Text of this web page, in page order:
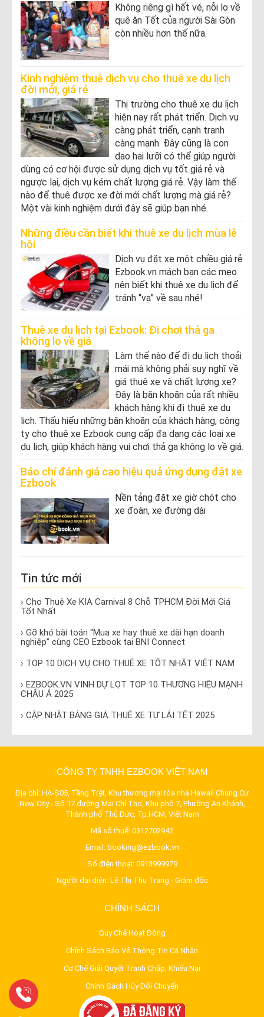
Không riêng gì hết vé, nỗi lo về
quê ăn Tết của người Sài Gòn
còn nhiều hơn thế nữa.
Kinh nghiệm thuê dịch vụ cho thuê xe du lịch
đời mới, giá rẻ
Thị trường cho thuê xe du lịch
hiện nay rất phát triển. Dịch vụ
càng phát triển, cạnh tranh
càng mạnh. Đây cũng là con
dao hai lưỡi có thể giúp người
dùng có cơ hội được sử dụng dịch vụ tốt giá rẻ và
ngược lại, dịch vụ kém chất lượng giá rẻ. Vậy làm thế
nào để thuê được xe đời mới chất lượng mà giá rẻ?
Một vài kinh nghiệm dưới đây sẽ giúp bạn nhé.
Những điều cần biết khi thuê xe du lịch mùa lễ
hội
Dịch vụ đặt xe một chiều giá rẻ
Ezbook.vn mách bạn các mẹo
nên biết khi thuê xe du lịch để
tránh “vạ” về sau nhé!
Thuê xe du lịch tại Ezbook: Đi chơi thả ga
không lo về giá
Làm thế nào để đi du lịch thoải
mái mà không phải suy nghĩ về
giá thuê xe và chất lượng xe?
Đây là băn khoăn của rất nhiều
khách hàng khi đi thuê xe du
lịch. Thấu hiểu những băn khoăn của khách hàng, công
ty cho thuê xe Ezbook cung cấp đa dạng các loại xe
du lịch, giúp khách hàng vui chơi thả ga không lo về giá.
Báo chí đánh giá cao hiệu quả ứng dụng đặt xe
Ezbook
Nền tảng đặt xe giờ chót cho
xe đoàn, xe đường dài
Tin tức mới
› Cho Thuê Xe KIA Carnival 8 Chỗ TPHCM Đời Mới Giá
Tốt Nhất
› Gỡ khó bài toán “Mua xe hay thuê xe dài hạn doanh
nghiệp” cùng CEO Ezbook tại BNI Connect
› TOP 10 DỊCH VỤ CHO THUÊ XE TỐT NHẤT VIỆT NAM
› EZBOOK.VN VINH DỰ LỌT TOP 10 THƯƠNG HIỆU MẠNH
CHÂU Á 2025
› CẬP NHẬT BẢNG GIÁ THUÊ XE TỰ LÁI TẾT 2025
CÔNG TY TNHH EZBOOK VIỆT NAM
Địa chỉ: HA-S05, Tầng Trệt, Khu thương mại tòa nhà Hawaii Chung Cư
New City - Số 17 đường Mai Chí Thọ, Khu phố 7, Phường An Khánh,
Thành phố Thủ Đức, Tp.HCM, Việt Nam
Mã số thuế: 0312702942
Email: booking@ezbook.vn
Số điện thoại: 0913999979
Người đại diện: Lê Thị Thu Trang - Giám đốc
CHÍNH SÁCH
Quy Chế Hoạt Động
Chính Sách Bảo Vệ Thông Tin Cá Nhân
Cơ Chế Giải Quyết Tranh Chấp, Khiếu Nại
Chính Sách Hủy Đổi Chuyến